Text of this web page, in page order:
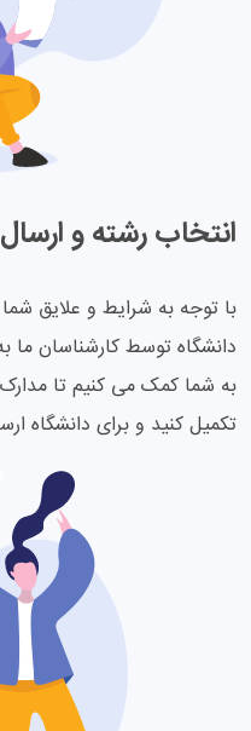
انتخاب رشته و
با توجه به شرایط و علایق
دانشگاه توسط کارشناسان
به شما کمک می کنیم تا مدارک
تکمیل کنید و برای دانشگاه